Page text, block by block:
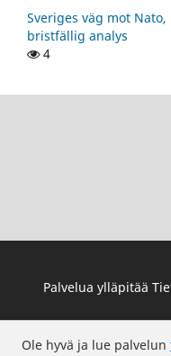
Sveriges väg mot
bristfällig analys
4
Ole hyvä ja lue palvelun
Palvelua ylläpitää